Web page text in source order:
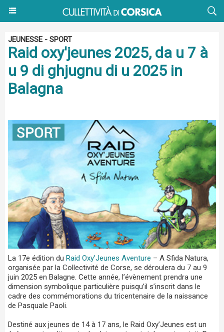
JEUNESSE - SPORT
Raid oxy'jeunes 2025, da u 7 à
u 9 di ghjugnu di u 2025 in
Balagna
La 17e édition du Raid Oxy’Jeunes Aventure – A Sfida Natura,
organisée par la Collectivité de Corse, se déroulera du 7 au 9
juin 2025 en Balagne. Cette année, l’évènement prendra une
dimension symbolique particulière puisqu’il s’inscrit dans le
cadre des commémorations du tricentenaire de la naissance
de Pasquale Paoli.
Destiné aux jeunes de 14 à 17 ans, le Raid Oxy’Jeunes est un